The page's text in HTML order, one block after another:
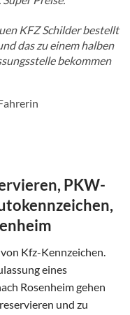
KFZ Schilder bestellt
das zu einem halben
bekommen
PKW-
Kfz-Kennzeichen.
eines
Rosenheim gehen
und zu